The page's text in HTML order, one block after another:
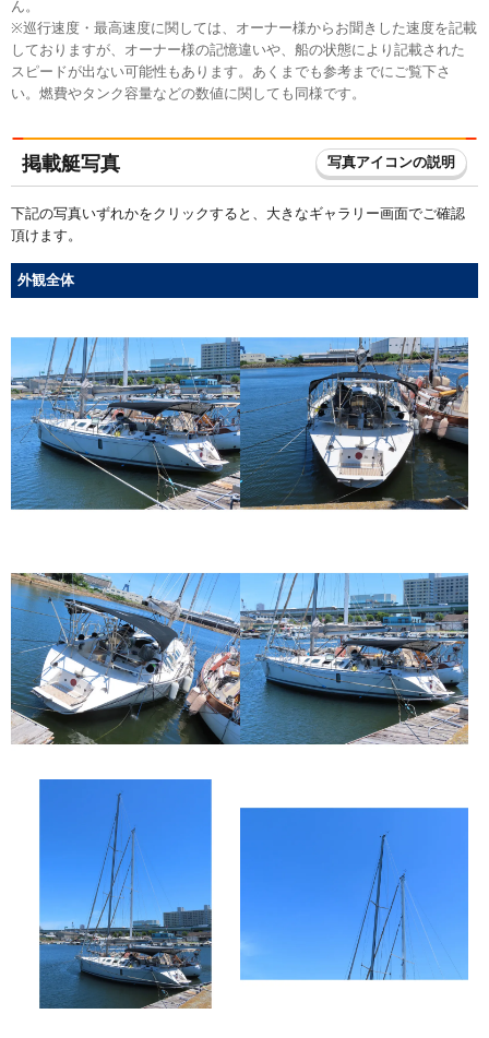
ん。
※巡行速度・最高速度に関しては、オーナー様からお聞きした速度を記載
しておりますが、オーナー様の記憶違いや、船の状態により記載された
スピードが出ない可能性もあります。あくまでも参考までにご覧下さ
い。燃費やタンク容量などの数値に関しても同様です。
掲載艇写真 写真アイコンの説明
下記の写真いずれかをクリックすると、大きなギャラリー画面でご確認
頂けます。
外観全体